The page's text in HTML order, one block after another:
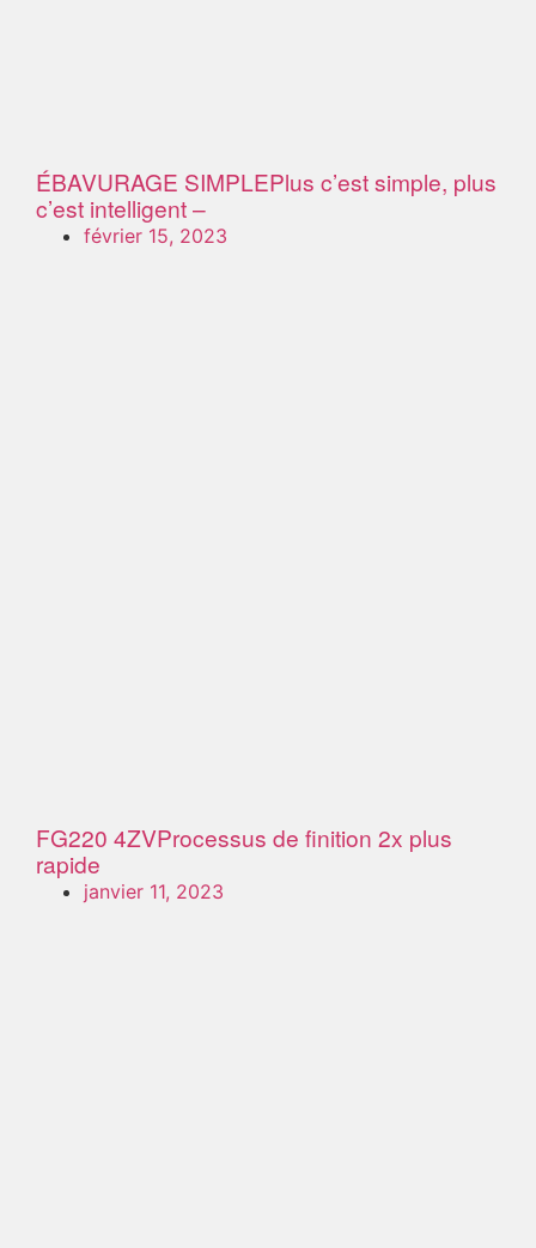
ÉBAVURAGE SIMPLEPlus c’est simple, plus
c’est intelligent –
février 15, 2023
FG220 4ZVProcessus de finition 2x plus
rapide
janvier 11, 2023